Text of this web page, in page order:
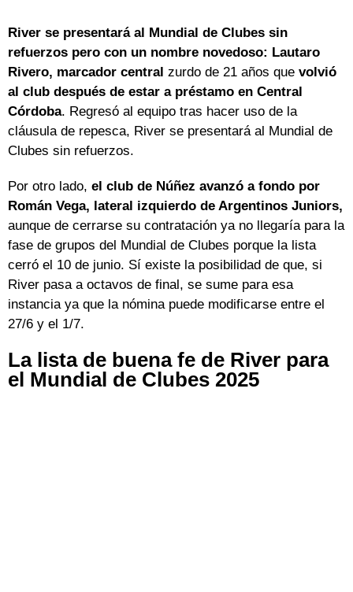
River se presentará al Mundial de Clubes sin
refuerzos pero con un nombre novedoso: Lautaro
Rivero, marcador central zurdo de 21 años que volvió
al club después de estar a préstamo en Central
Córdoba. Regresó al equipo tras hacer uso de la
cláusula de repesca, River se presentará al Mundial de
Clubes sin refuerzos.
Por otro lado, el club de Núñez avanzó a fondo por
Román Vega, lateral izquierdo de Argentinos Juniors,
aunque de cerrarse su contratación ya no llegaría para la
fase de grupos del Mundial de Clubes porque la lista
cerró el 10 de junio. Sí existe la posibilidad de que, si
River pasa a octavos de final, se sume para esa
instancia ya que la nómina puede modificarse entre el
27/6 y el 1/7.
La lista de buena fe de River para
el Mundial de Clubes 2025